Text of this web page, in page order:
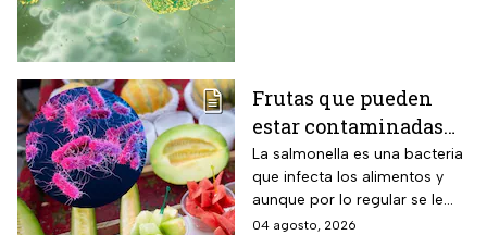
Frutas que pueden
estar contaminadas
de salmonella y cómo
protegerte del
contagio
La salmonella es una bacteria
que infecta los alimentos y
aunque por lo regular se le
relaciona con el huevo,
04 agosto, 2026